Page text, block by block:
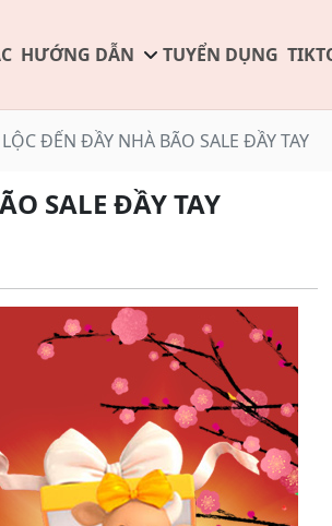
HƯỚNG DẪN TUYỂN DỤNG
ĐẾN ĐẦY NHÀ BÃO SALE ĐẦY TAY
SALE ĐẦY TAY